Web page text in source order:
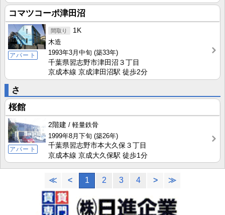
コマツコーポ津田沼
アパート
1K
木造
1993年3月中旬 (築33年)
千葉県習志野市津田沼３丁目
京成本線 京成津田沼駅 徒歩2分
さ
桜館
アパート
2階建
軽量鉄骨
1999年8月下旬 (築26年)
千葉県習志野市本大久保３丁目
京成本線 京成大久保駅 徒歩1分
≪ < 1 2 3 4 > ≫